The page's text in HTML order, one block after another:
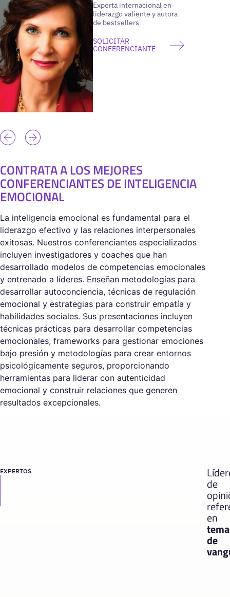
Experta internacional en
liderazgo valiente y autora
de bestsellers
SOLICITAR
CONFERENCIANTE
CONTRATA A LOS MEJORES
CONFERENCIANTES DE INTELIGENCIA
EMOCIONAL
La inteligencia emocional es fundamental para el
liderazgo efectivo y las relaciones interpersonales
exitosas. Nuestros conferenciantes especializados
incluyen investigadores y coaches que han
desarrollado modelos de competencias emocionales
y entrenado a líderes. Enseñan metodologías para
desarrollar autoconciencia, técnicas de regulación
emocional y estrategias para construir empatía y
habilidades sociales. Sus presentaciones incluyen
técnicas prácticas para desarrollar competencias
emocionales, frameworks para gestionar emociones
bajo presión y metodologías para crear entornos
psicológicamente seguros, proporcionando
herramientas para liderar con autenticidad
emocional y construir relaciones que generen
resultados excepcionales.
EXPERTOS
de
en
de